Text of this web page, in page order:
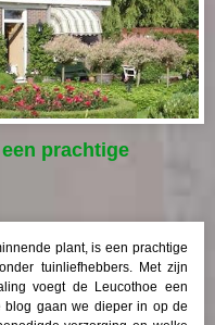
prachtige
plant, is een prachtige
tuinliefhebbers. Met zijn
voegt de Leucothoe een
blog gaan we dieper in op de